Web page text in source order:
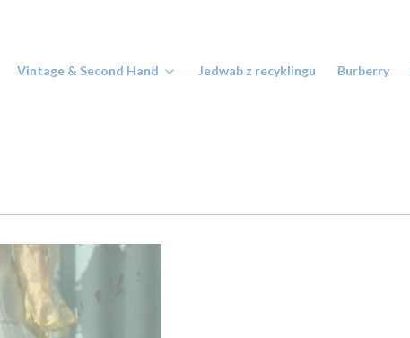
Vintage & Second Hand Jedwab z recyklingu Burberry